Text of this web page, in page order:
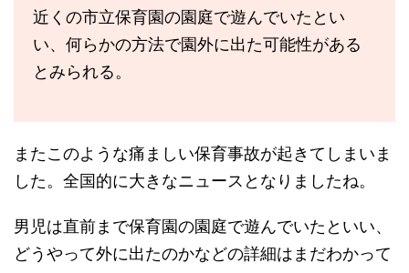
近くの市立保育園の園庭で遊んでいたとい
い、何らかの方法で園外に出た可能性がある
とみられる。
またこのような痛ましい保育事故が起きてしまいま
した。全国的に大きなニュースとなりましたね。
男児は直前まで保育園の園庭で遊んでいたといい、
どうやって外に出たのかなどの詳細はまだわかって